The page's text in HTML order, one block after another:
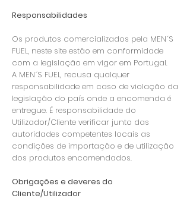
Responsabilidades
Os produtos comercializados pela MEN´S
FUEL, neste site estão em conformidade
com a legislação em vigor em Portugal.
A MEN´S FUEL, recusa qualquer
responsabilidade em caso de violação da
legislação do país onde a encomenda é
entregue. É responsabilidade do
Utilizador/Cliente verificar junto das
autoridades competentes locais as
condições de importação e de utilização
dos produtos encomendados.
Obrigações e deveres do
Cliente/Utilizador